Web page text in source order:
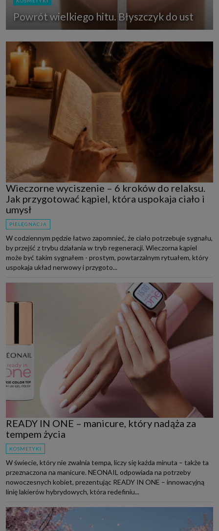
Powrót wielkiego hitu. Błyszczyk do ust
Wieczorne wyciszenie – 6 kroków do relaksu.
Jak przygotować kąpiel, która uspokaja ciało i
umysł
PIELĘGNACJA
W codziennym pędzie łatwo zapomnieć, że ciało potrzebuje sygnału,
by przejść z trybu działania w tryb regeneracji. Wieczorna kąpiel
może być takim sygnałem - prostym, powtarzalnym rytuałem, który
uspokaja układ nerwowy i przygoto...
READY IN ONE – manicure, który nadąża za
tempem życia
KOSMETYKI
W świecie, który nie zwalnia tempa, liczy się każda minuta – także ta
przeznaczona na manicure. NEONAIL odpowiada na potrzeby
nowoczesnych kobiet, prezentując READY IN ONE – innowacyjną
linię lakierów hybrydowych, która redefiniu...